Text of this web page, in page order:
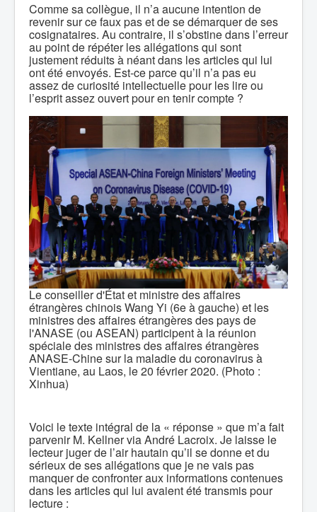
Comme sa collègue, il n’a aucune intention de
revenir sur ce faux pas et de se démarquer de ses
cosignataires. Au contraire, il s’obstine dans l’erreur
au point de répéter les allégations qui sont
justement réduits à néant dans les articles qui lui
ont été envoyés. Est-ce parce qu’il n’a pas eu
assez de curiosité intellectuelle pour les lire ou
l’esprit assez ouvert pour en tenir compte ?
Le conseiller d'État et ministre des affaires
étrangères chinois Wang Yi (6e à gauche) et les
ministres des affaires étrangères des pays de
l'ANASE (ou ASEAN) participent à la réunion
spéciale des ministres des affaires étrangères
ANASE-Chine sur la maladie du coronavirus à
Vientiane, au Laos, le 20 février 2020. (Photo :
Xinhua)
Voici le texte intégral de la « réponse » que m’a fait
parvenir M. Kellner via André Lacroix. Je laisse le
lecteur juger de l’air hautain qu’il se donne et du
sérieux de ses allégations que je ne vais pas
manquer de confronter aux informations contenues
dans les articles qui lui avaient été transmis pour
lecture :